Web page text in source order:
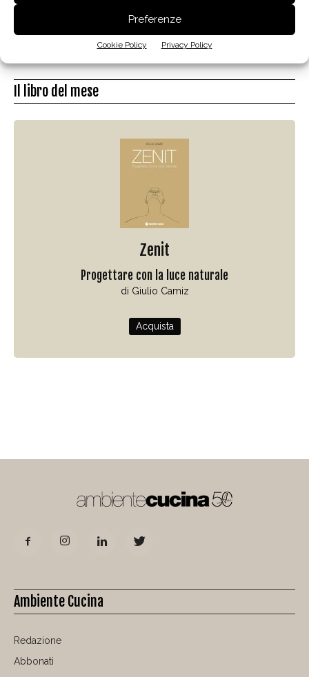
Preferenze
Cookie Policy Privacy Policy
Il libro del mese
Zenit
Progettare con la luce naturale
di Giulio Camiz
Acquista
Ambiente Cucina
Redazione
Abbonati